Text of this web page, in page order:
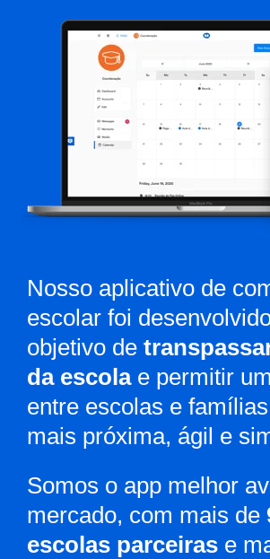
Nosso aplicativo de
escolar foi
objetivo de
da escolae permitir
entre escolas e
mais próxima, ágil e
Somos o app melhor
mercado, com mais de
escolas parceiras e